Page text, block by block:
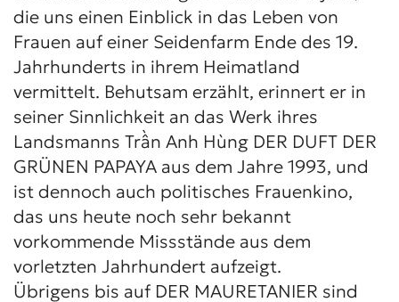
die uns einen Einblick in das Leben von
Frauen auf einer Seidenfarm Ende des 19.
Jahrhunderts in ihrem Heimatland
vermittelt. Behutsam erzählt, erinnert er in
seiner Sinnlichkeit an das Werk ihres
Landsmanns Trần Anh Hùng DER DUFT DER
GRÜNEN PAPAYA aus dem Jahre 1993, und
ist dennoch auch politisches Frauenkino,
das uns heute noch sehr bekannt
vorkommende Missstände aus dem
vorletzten Jahrhundert aufzeigt.
Übrigens bis auf DER MAURETANIER sind